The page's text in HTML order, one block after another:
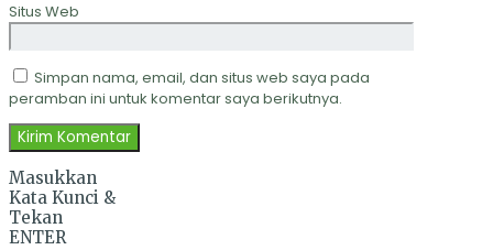
Situs Web
Simpan nama, email, dan situs web saya pada
peramban ini untuk komentar saya berikutnya.
Masukkan
Kata Kunci &
Tekan
ENTER